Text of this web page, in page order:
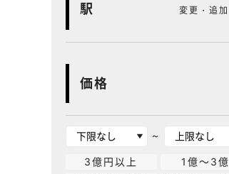
駅 変更・追加
価格
~
3億円以上
1億～3億